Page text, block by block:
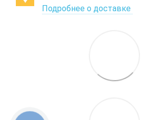
Подробнее о доставке